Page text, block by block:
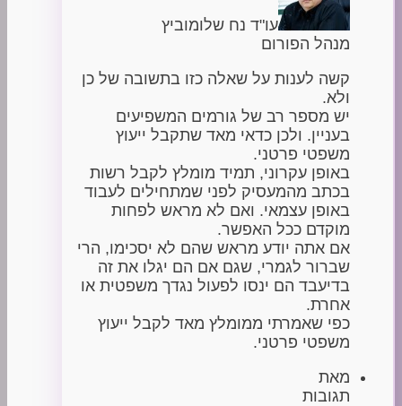
עו"ד נח שלומוביץ
מנהל הפורום
קשה לענות על שאלה כזו בתשובה של כן
ולא.
יש מספר רב של גורמים המשפיעים
בעניין. ולכן כדאי מאד שתקבל ייעוץ
משפטי פרטני.
באופן עקרוני, תמיד מומלץ לקבל רשות
בכתב מהמעסיק לפני שמתחילים לעבוד
באופן עצמאי. ואם לא מראש לפחות
מוקדם ככל האפשר.
אם אתה יודע מראש שהם לא יסכימו, הרי
שברור לגמרי, שגם אם הם יגלו את זה
בדיעבד הם ינסו לפעול נגדך משפטית או
אחרת.
כפי שאמרתי ממומלץ מאד לקבל ייעוץ
משפטי פרטני.
מאת
תגובות